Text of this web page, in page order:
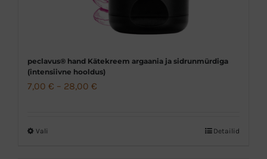
peclavus® hand Kätekreem argaania ja sidrunmürdiga
(intensiivne hooldus)
7,00 € – 28,00 €
Vali Detailid